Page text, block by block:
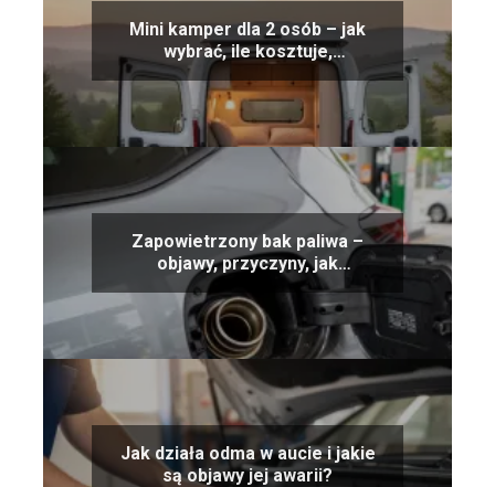
Mini kamper dla 2 osób – jak
wybrać, ile kosztuje,
wyposażenie
Zapowietrzony bak paliwa –
objawy, przyczyny, jak
odpowietrzyć
Jak działa odma w aucie i jakie
są objawy jej awarii?